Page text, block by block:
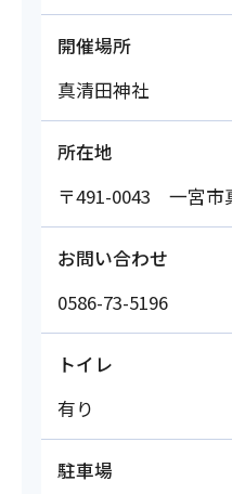
開催場所
真清田神社
所在地
〒491-0043 一宮市
お問い合わせ
0586-73-5196
トイレ
有り
駐車場